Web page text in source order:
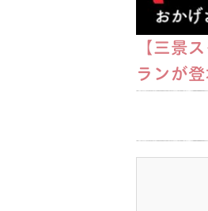
【三景
ランが登